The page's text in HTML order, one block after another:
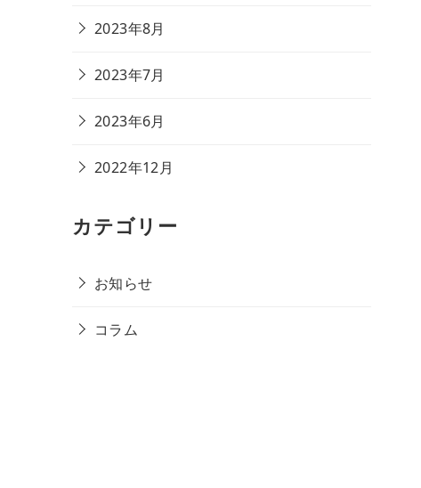
2023年8月
2023年7月
2023年6月
2022年12月
カテゴリー
お知らせ
コラム